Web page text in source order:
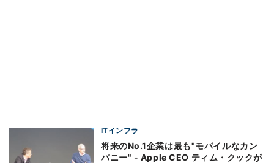
ITインフラ
将来のNo.1企業は最も"モバイルなカン
パニー" - Apple CEO ティム・クックが